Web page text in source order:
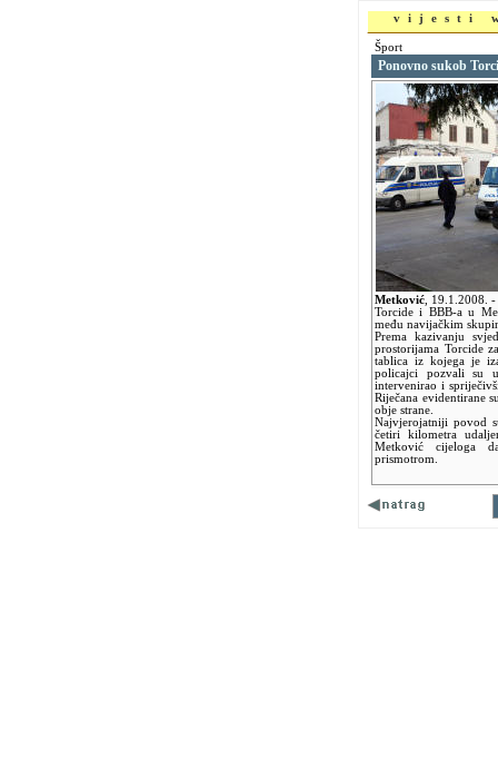
vijesti
Šport
Ponovno sukob
Metković 19.1.2008.-
Torcide i BBB-a u
među navijačkim
Prema kazivanju
prostorijama Torcide
tablica iz kojega je
policajci pozvali su
intervenirao i
Riječana evidentirane
obje strane.
Najvjerojatniji povod
četiri kilometra
Metković cijeloga
prismotrom.